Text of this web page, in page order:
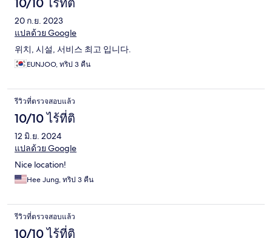
10/10 ไร้ที่ติ
20 ก.ย. 2023
แปลด้วย Google
위치, 시설, 서비스 최고 입니다.
EUNJOO, ทริป 3 คืน
รีวิวที่ตรวจสอบแล้ว
10/10 ไร้ที่ติ
12 มิ.ย. 2024
แปลด้วย Google
Nice location!
Hee Jung, ทริป 3 คืน
รีวิวที่ตรวจสอบแล้ว
10/10 ไร้ที่ติ